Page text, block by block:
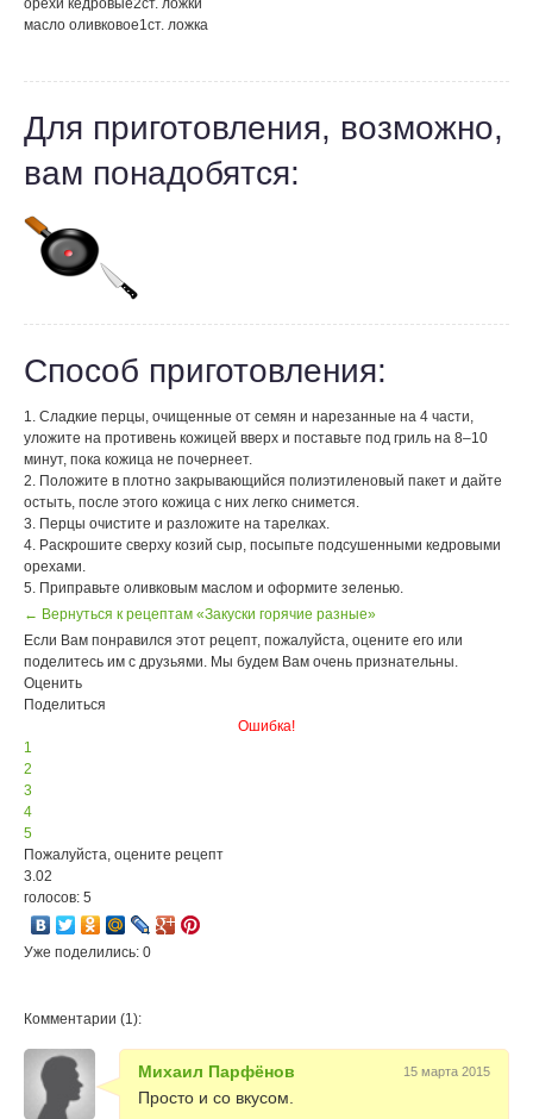
масло оливковое1 ст. ложка
Для приготовления, возможно,
вам понадобятся:
Способ приготовления:
1. Сладкие перцы, очищенные от семян и нарезанные на 4 части,
уложите на противень кожицей вверх и поставьте под гриль на 8–10
минут, пока кожица не почернеет.
2. Положите в плотно закрывающийся полиэтиленовый пакет и дайте
остыть, после этого кожица с них легко снимется.
3. Перцы очистите и разложите на тарелках.
4. Раскрошите сверху козий сыр, посыпьте подсушенными кедровыми
орехами.
5. Приправьте оливковым маслом и оформите зеленью.
← Вернуться к рецептам «Закуски горячие разные»
Если Вам понравился этот рецепт, пожалуйста, оцените его или
поделитесь им с друзьями. Мы будем Вам очень признательны.
Оценить
Поделиться
Ошибка!
1
2
3
4
5
Пожалуйста, оцените рецепт
3.02
голосов: 5
Уже поделились: 0
Комментарии (1):
Михаил Парфёнов 15 марта 2015
Просто и со вкусом.